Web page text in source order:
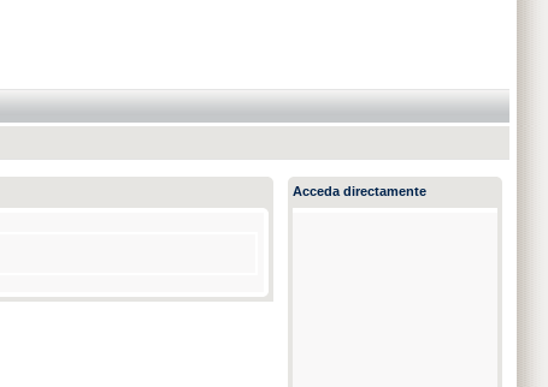
Acceda directamente